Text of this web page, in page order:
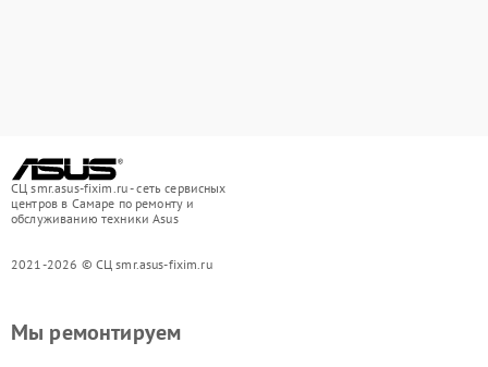
СЦ smr.asus-fixim.ru - сеть сервисных
центров в Самаре по ремонту и
обслуживанию техники Asus
2021-2026 © СЦ smr.asus-fixim.ru
Мы ремонтируем